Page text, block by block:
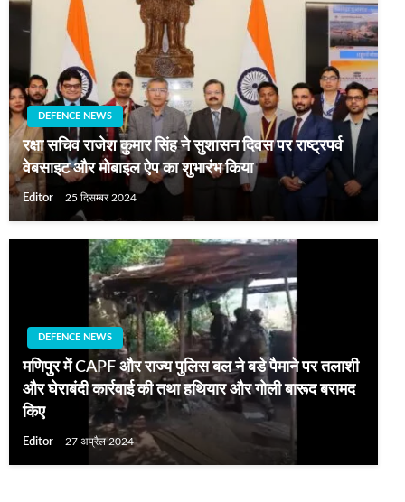
DEFENCE NEWS
रक्षा सचिव राजेश कुमार सिंह ने सुशासन दिवस पर राष्ट्रपर्व ​​
वेबसाइट और मोबाइल ऐप का शुभारंभ किया
Editor 25 दिसम्बर 2024
DEFENCE NEWS
मणिपुर में CAPF और राज्‍य पुलिस बल ने बडे पैमाने पर तलाशी
और घेराबंदी कार्रवाई की तथा हथियार और गोली बारूद बरामद
किए
Editor 27 अप्रैल 2024